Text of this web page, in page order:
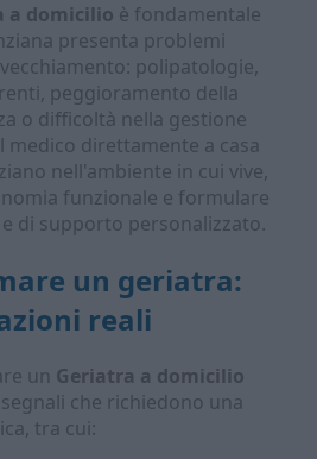
a domicilio è fondamentale
presenta problemi
polipatologie,
peggioramento della
o difficoltà nella gestione
direttamente a casa
nell'ambiente in cui vive,
funzionale e formulare
di supporto personalizzato.
un geriatra:
reali
un Geriatra a domicilio
che richiedono una
tra cui: